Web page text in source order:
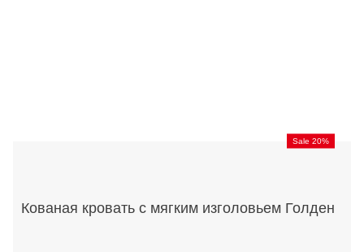
Sale 20%
Кованая кровать с мягким изголовьем Голден